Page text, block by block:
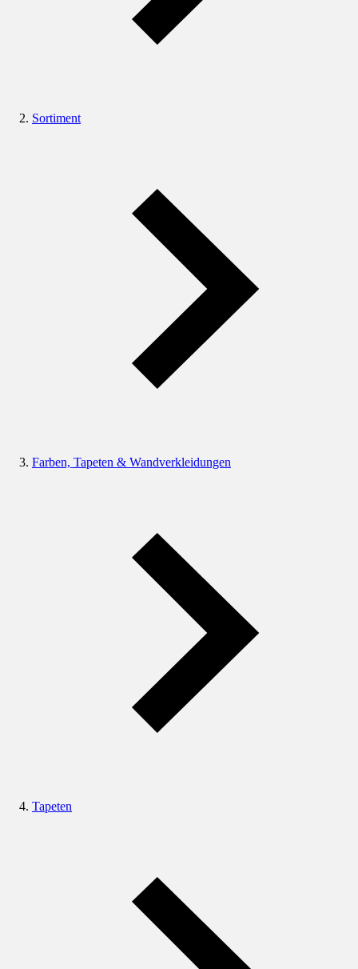
Sortiment
Farben, Tapeten & Wandverkleidungen
Tapeten